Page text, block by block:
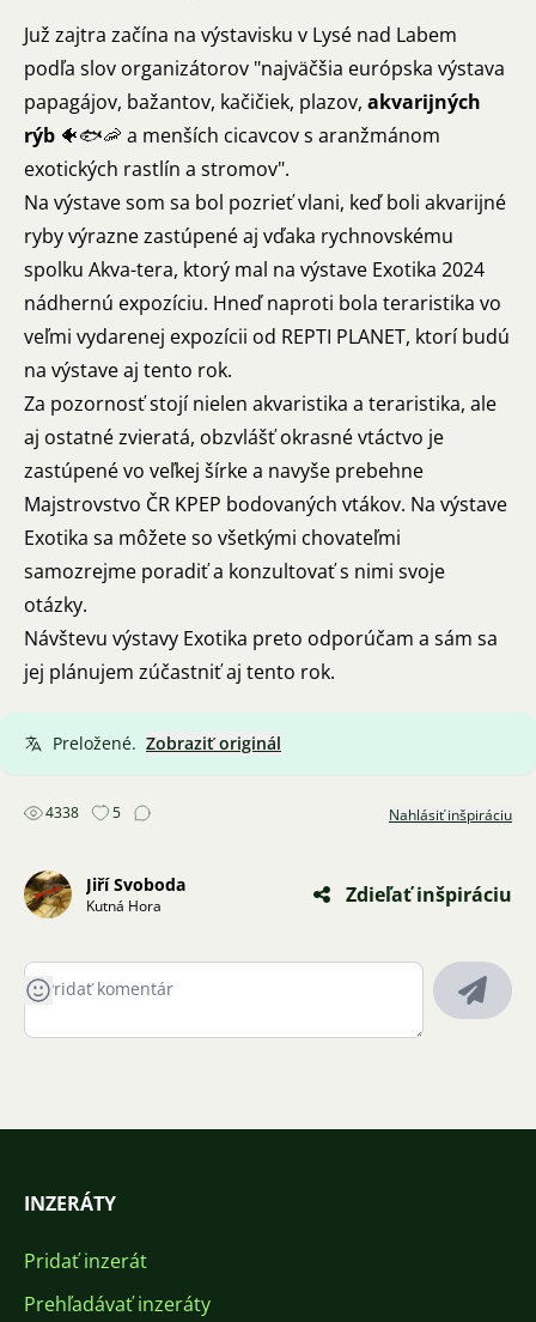
Juž zajtra začína na výstavisku v Lysé nad Labem
podľa slov organizátorov "najväčšia európska výstava
papagájov, bažantov, kačičiek, plazov, akvarijných
rýb 🐠🐟🦐 a menších cicavcov s aranžmánom
exotických rastlín a stromov".
Na výstave som sa bol pozrieť vlani, keď boli akvarijné
ryby výrazne zastúpené aj vďaka rychnovskému
spolku Akva-tera, ktorý mal na výstave Exotika 2024
nádhernú expozíciu. Hneď naproti bola teraristika vo
veľmi vydarenej expozícii od REPTI PLANET, ktorí budú
na výstave aj tento rok.
Za pozornosť stojí nielen akvaristika a teraristika, ale
aj ostatné zvieratá, obzvlášť okrasné vtáctvo je
zastúpené vo veľkej šírke a navyše prebehne
Majstrovstvo ČR KPEP bodovaných vtákov. Na výstave
Exotika sa môžete so všetkými chovateľmi
samozrejme poradiť a konzultovať s nimi svoje
otázky.
Návštevu výstavy Exotika preto odporúčam a sám sa
jej plánujem zúčastniť aj tento rok.
Preložené. Zobraziť originál
4338 5 Nahlásiť inšpiráciu
Jiří Svoboda
Kutná Hora Zdieľať inšpiráciu
INZERÁTY
Pridať inzerát
Prehľadávať inzeráty